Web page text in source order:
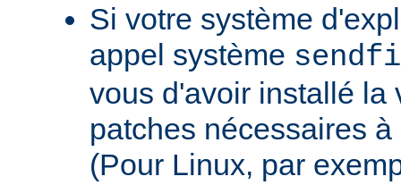
Si votre système
appel système
vous d'avoir installé la
patches nécessaires
(Pour Linux, par